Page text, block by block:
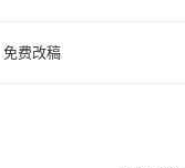
免费改稿